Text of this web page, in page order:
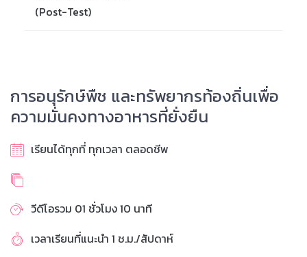
(Post-Test)
การอนุรักษ์พืช และทรัพยากรท้องถิ่นเพื่อ
ความมั่นคงทางอาหารที่ยั่งยืน
เรียนได้ทุกที่ ทุกเวลา ตลอดชีพ
วีดีโอรวม 01 ชั่วโมง 10 นาที
เวลาเรียนที่แนะนำ 1 ช.ม./สัปดาห์